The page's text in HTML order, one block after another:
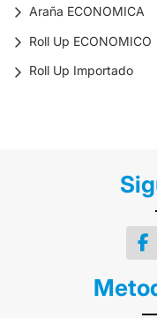
Araña ECONOMICA
Roll Up ECONOMICO
Roll Up Importado